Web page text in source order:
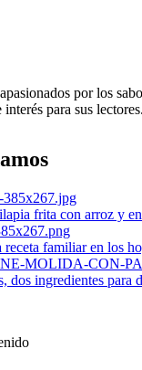
por los
para sus lectores.
frita con arroz y
familiar en los
dos ingredientes